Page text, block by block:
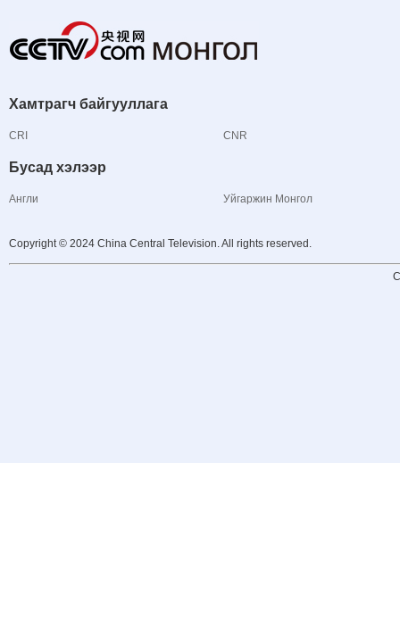
Хамтрагч байгууллага
CRI CNR
Бусад хэлээр
Англи Уйгаржин Монгол
Copyright © 2024 China Central Television. All rights reserved.